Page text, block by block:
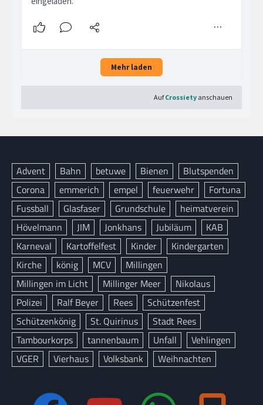
Advent Bahn betuwe Bienen
Blutspenden
Corona
emmerich empel feuerwehr
Fortuna
Fussball
Glasfaser Grundschule
heimatverein
Hövelmann
JIM Jonkhans Jubiläum
KAB
Karneval
Kartoffelfest Kinder
Kindergarten
Kirche
könig MCV
Millingen
Millingen im Licht
Millinger Meer
Nikolaus
Polizei
Ralf Beyer Rees
Schützenfest
Schützenkönig
St. Quirinus
Stadt Rees
Tambourkorps
tannenbaum Unfall
Vehlingen
VGER
Vierhaus Volksbank Weihnachten